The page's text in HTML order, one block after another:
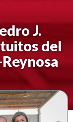
J.
del